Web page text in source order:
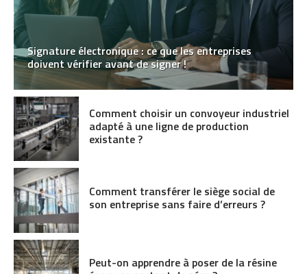
Signature électronique : ce que les entreprises
doivent vérifier avant de signer !
Comment choisir un convoyeur industriel
adapté à une ligne de production
existante ?
Comment transférer le siège social de
son entreprise sans faire d’erreurs ?
Peut-on apprendre à poser de la résine